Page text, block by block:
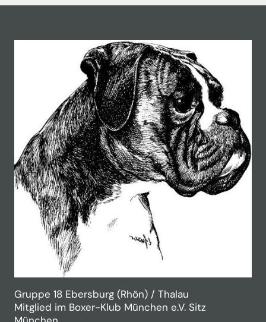
Gruppe 18 Ebersburg (Rhön) / Thalau
Mitglied im Boxer-Klub München e.V. Sitz